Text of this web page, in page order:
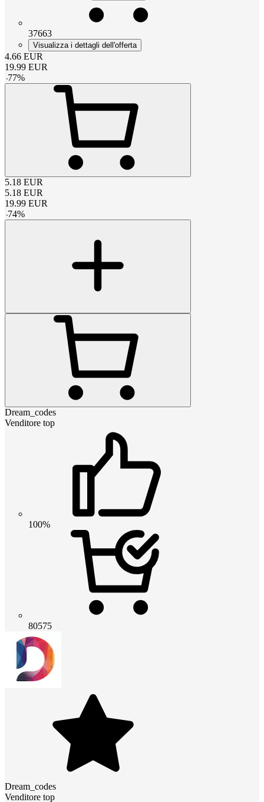
37663
Visualizza i dettagli dell'offerta
4.66 EUR
19.99 EUR
-77%
5.18 EUR
5.18 EUR
19.99 EUR
-74%
Dream_codes
Venditore top
100%
80575
Dream_codes
Venditore top